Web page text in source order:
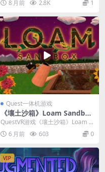
8 月前 2.8K 1
Quest一体机游戏
《壤土沙箱》Loam Sandbox
免费下载
QuestVR游戏《壤土沙箱》Loam S
andbox 这是一个永远是春天的花
园...6 月前 603 0
VIP